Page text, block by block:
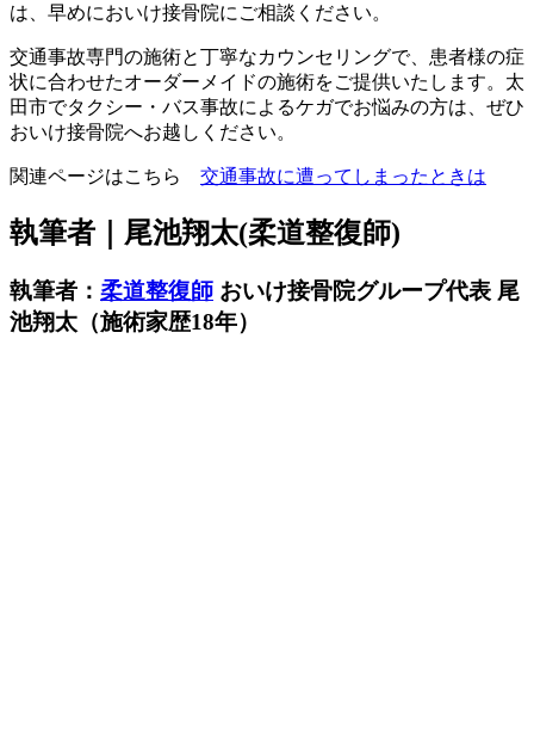
は、早めにおいけ接骨院にご相談ください。
交通事故専門の施術と丁寧なカウンセリングで、患者様の症
状に合わせたオーダーメイドの施術をご提供いたします。太
田市でタクシー・バス事故によるケガでお悩みの方は、ぜひ
おいけ接骨院へお越しください。
関連ページはこちら 交通事故に遭ってしまったときは
執筆者｜尾池翔太(柔道整復師)
執筆者： 柔道整復師 おいけ接骨院グループ代表 尾
池翔太（施術家歴18年）